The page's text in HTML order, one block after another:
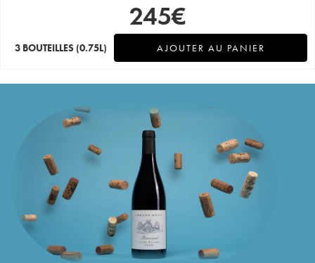
245€
3 BOUTEILLES (0.75L) AJOUTER AU PANIER